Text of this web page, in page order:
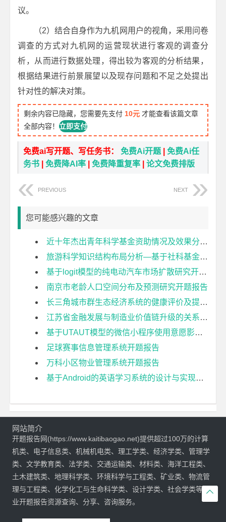
议。
（2）结合自身作为九机网用户的视角，采用问卷
调查的方式对九机网的运营现状进行客观的调查分
析，从而进行数据处理，得出较为客观的分析结果，
根据结果进行前景展望以及现存问题和不足之处提出
针对性的解决对策。
剩余内容已隐藏，您需要先支付 10元 才能查看该篇文章
全部内容！立即支付
免费ai写开题、写任务书：免费Ai开题 |免费Ai任
务书 |免费降AI率 |免费降重复率 |论文免费排版
PREVIOUS NEXT
您可能感兴趣的文章
近十年杰出青年科学基金资助情况及效果分析开题报告
旅游科学知识结构布局分析—基于社科基金项目的计量分析开题报告
基于logit模型的纯电动汽车市场扩散研究开题报告
南京市老龄人口空间分布及预测研究开题报告
长三角城市群生态经济系统的健康评价及提升策略研究开题报告
江苏省金融发展与制造业价值链升级的关系研究开题报告
基于UTAUT模型的微信小程序使用意愿影响因素研究开题报告
足球赛事信息管理系统开题报告
万科小区物业管理系统开题报告
基于Android的英语学习系统的设计与实现开题报告

网站简介
开题报告网(https://www.kaitibaogao.net)提供超过100万的计算
机类、电子信息类、机械机电类、理工学类、经济学类、管理学
类、文学教育类、法学类、交通运输类、材料类、海洋工程类、
土木建筑类、地理科学类、环境科学与工程类、矿业类、物流管
理与工程类、化学化工与生命科学类、设计学类、社会学类等专
业开题报告资源查询、分享、咨询服务。